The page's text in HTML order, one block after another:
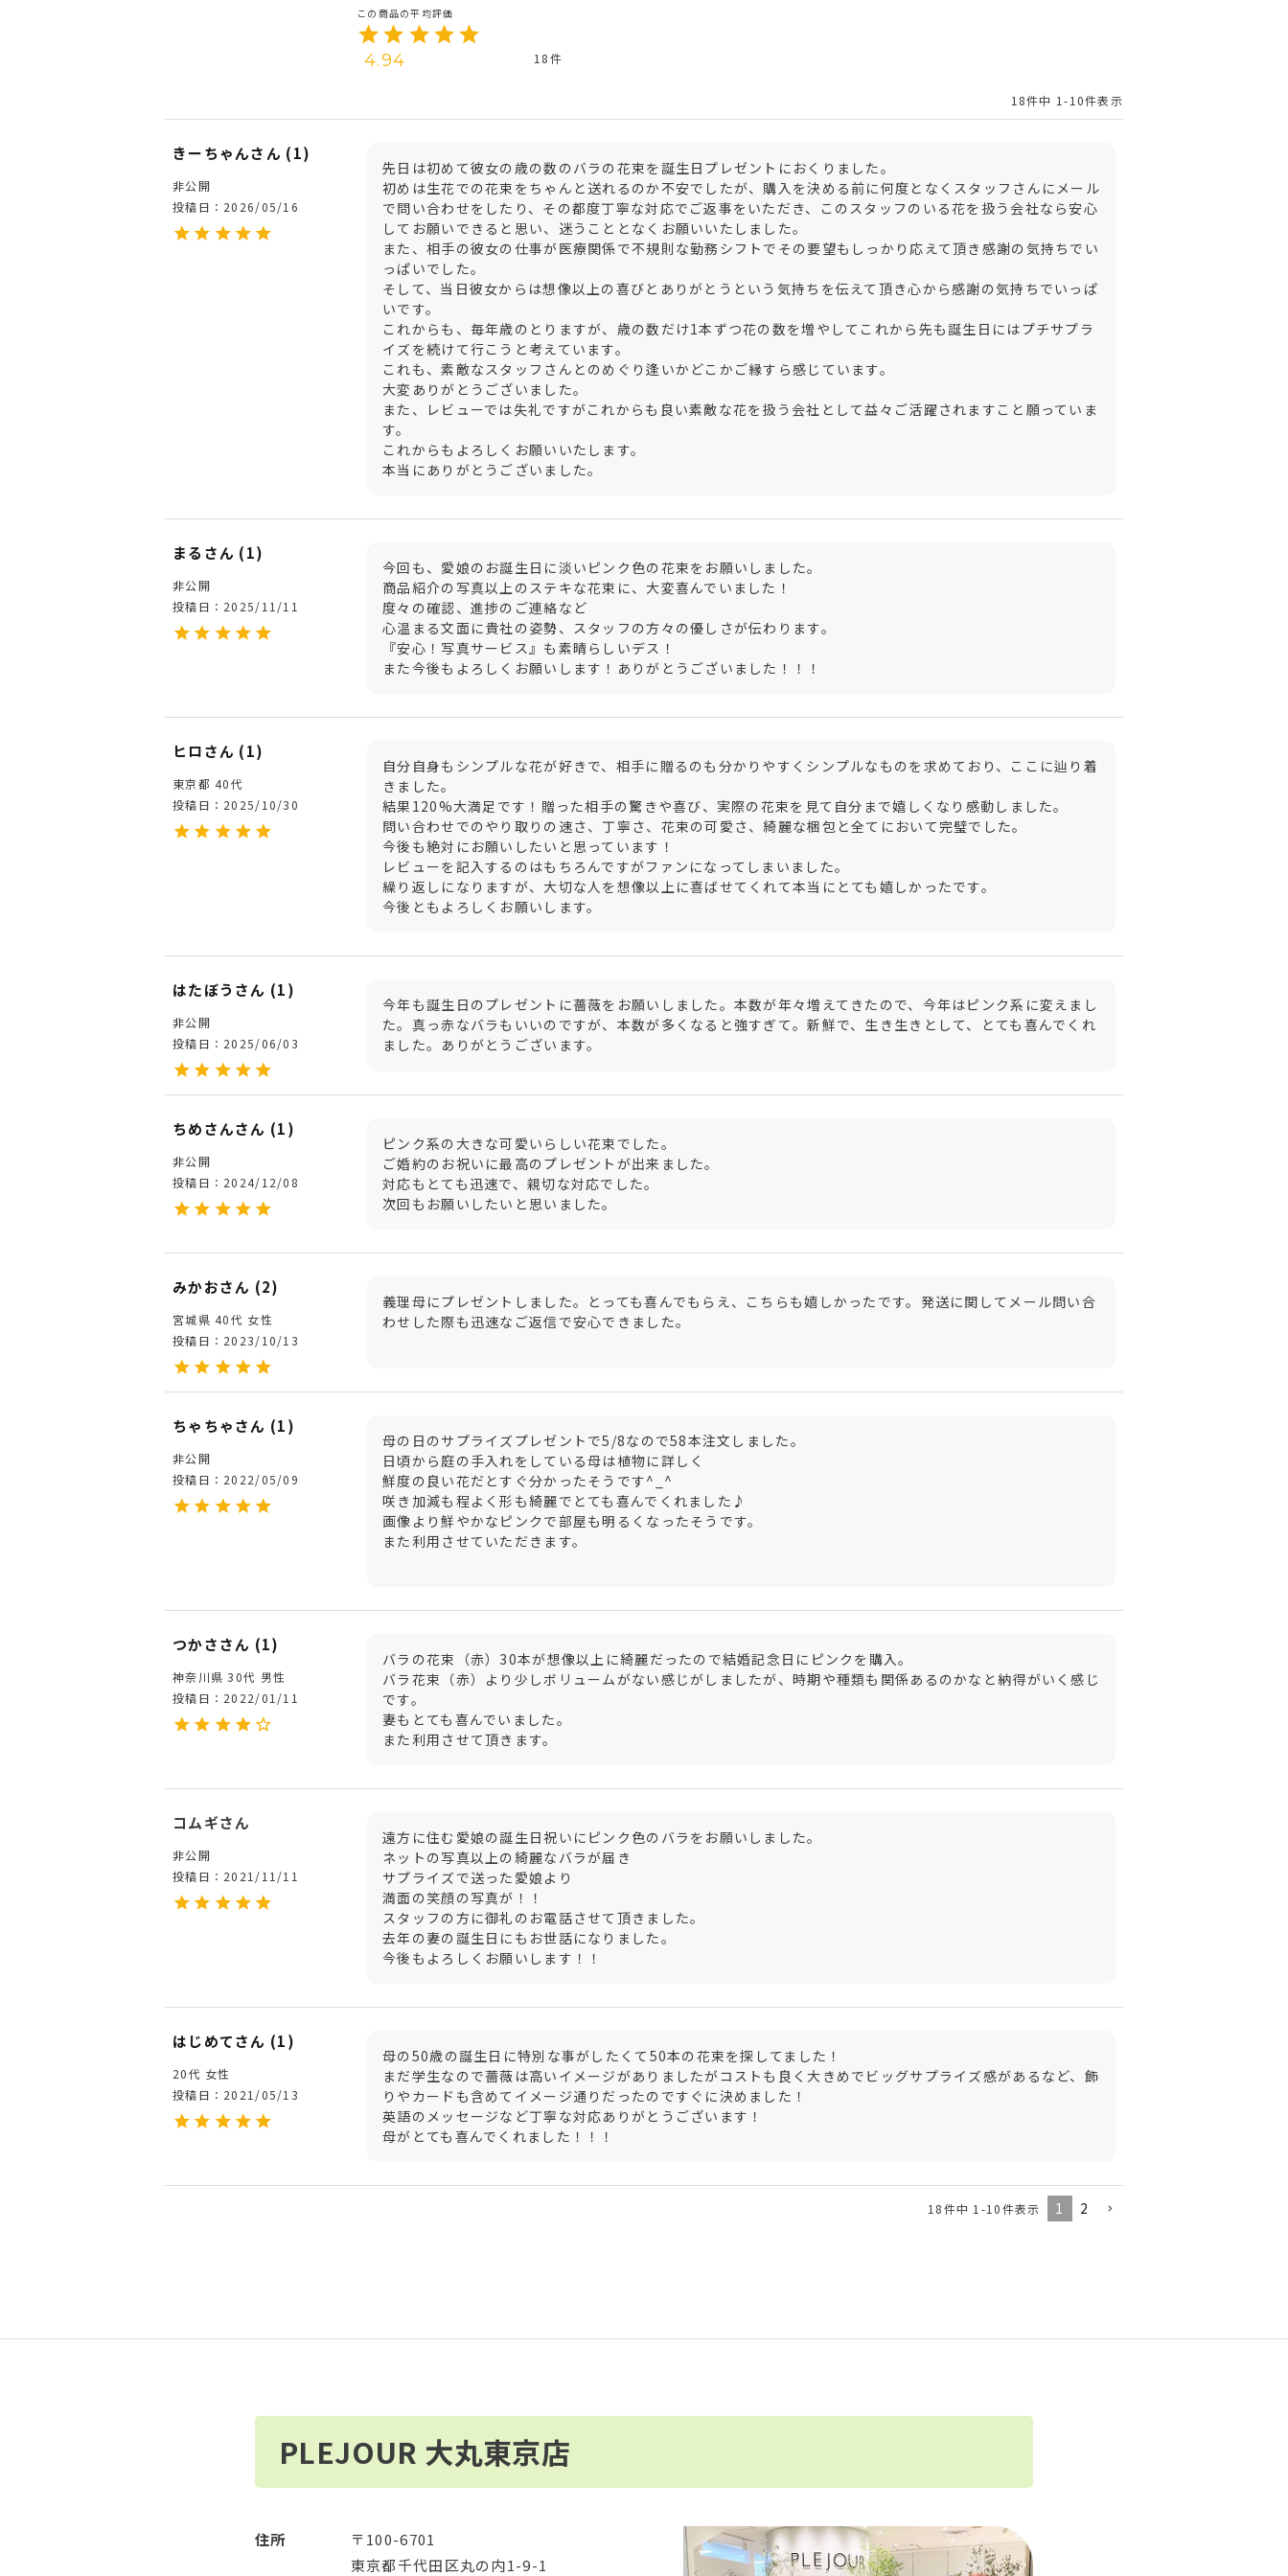
4.94 18
18件中 1-10件表示
きーちゃん 1
非公開
投稿日
2026/05/16
先日は初めて彼女の歳の数のバラの花束を誕生日プレゼントにおくりました。
初めは生花での花束をちゃんと送れるのか不安でしたが、購入を決める前に何度となくスタッフさんにメール
で問い合わせをしたり、その都度丁寧な対応でご返事をいただき、このスタッフのいる花を扱う会社なら安心
してお願いできると思い、迷うこととなくお願いいたしました。
また、相手の彼女の仕事が医療関係で不規則な勤務シフトでその要望もしっかり応えて頂き感謝の気持ちでい
っぱいでした。
そして、当日彼女からは想像以上の喜びとありがとうという気持ちを伝えて頂き心から感謝の気持ちでいっぱ
いです。
これからも、毎年歳のとりますが、歳の数だけ1本ずつ花の数を増やしてこれから先も誕生日にはプチサプラ
イズを続けて行こうと考えています。
これも、素敵なスタッフさんとのめぐり逢いかどこかご縁すら感じています。
大変ありがとうございました。
また、レビューでは失礼ですがこれからも良い素敵な花を扱う会社として益々ご活躍されますこと願っていま
す。
これからもよろしくお願いいたします。
本当にありがとうございました。
まる 1
非公開
投稿日
2025/11/11
今回も、愛娘のお誕生日に淡いピンク色の花束をお願いしました。
商品紹介の写真以上のステキな花束に、大変喜んでいました！
度々の確認、進捗のご連絡など
心温まる文面に貴社の姿勢、スタッフの方々の優しさが伝わります。
『安心！写真サービス』も素晴らしいデス！
また今後もよろしくお願いします！ありがとうございました！！！
ヒロ 1
東京都 40代
投稿日
2025/10/30
自分自身もシンプルな花が好きで、相手に贈るのも分かりやすくシンプルなものを求めており、ここに辿り着
きました。
結果120%大満足です！贈った相手の驚きや喜び、実際の花束を見て自分まで嬉しくなり感動しました。
問い合わせでのやり取りの速さ、丁寧さ、花束の可愛さ、綺麗な梱包と全てにおいて完璧でした。
今後も絶対にお願いしたいと思っています！
レビューを記入するのはもちろんですがファンになってしまいました。
繰り返しになりますが、大切な人を想像以上に喜ばせてくれて本当にとても嬉しかったです。
今後ともよろしくお願いします。
はたぼう 1
非公開
投稿日
2025/06/03
今年も誕生日のプレゼントに薔薇をお願いしました。本数が年々増えてきたので、今年はピンク系に変えまし
た。真っ赤なバラもいいのですが、本数が多くなると強すぎて。新鮮で、生き生きとして、とても喜んでくれ
ました。ありがとうございます。
ちめさん 1
非公開
投稿日
2024/12/08
ピンク系の大きな可愛いらしい花束でした。
ご婚約のお祝いに最高のプレゼントが出来ました。
対応もとても迅速で、親切な対応でした。
次回もお願いしたいと思いました。
みかお 2
宮城県 40代 女性
投稿日
2023/10/13
義理母にプレゼントしました。とっても喜んでもらえ、こちらも嬉しかったです。発送に関してメール問い合
わせした際も迅速なご返信で安心できました。
ちゃちゃ 1
非公開
投稿日
2022/05/09
母の日のサプライズプレゼントで5/8なので58本注文しました。
日頃から庭の手入れをしている母は植物に詳しく
鮮度の良い花だとすぐ分かったそうです^_^
咲き加減も程よく形も綺麗でとても喜んでくれました♪
画像より鮮やかなピンクで部屋も明るくなったそうです。
また利用させていただきます。
つかさ 1
神奈川県 30代 男性
投稿日
2022/01/11
バラの花束（赤）30本が想像以上に綺麗だったので結婚記念日にピンクを購入。
バラ花束（赤）より少しボリュームがない感じがしましたが、時期や種類も関係あるのかなと納得がいく感じ
です。
妻もとても喜んでいました。
また利用させて頂きます。
コムギ
非公開
投稿日
2021/11/11
遠方に住む愛娘の誕生日祝いにピンク色のバラをお願いしました。
ネットの写真以上の綺麗なバラが届き
サプライズで送った愛娘より
満面の笑顔の写真が！！
スタッフの方に御礼のお電話させて頂きました。
去年の妻の誕生日にもお世話になりました。
今後もよろしくお願いします！！
はじめて 1
20代 女性
投稿日
2021/05/13
母の50歳の誕生日に特別な事がしたくて50本の花束を探してました！
まだ学生なので薔薇は高いイメージがありましたがコストも良く大きめでビッグサプライズ感があるなど、飾
りやカードも含めてイメージ通りだったのですぐに決めました！
英語のメッセージなど丁寧な対応ありがとうございます！
母がとても喜んでくれました！！！
18件中 1 -10件表示 1 2
PLEJOUR 大丸東京店
住所
〒100-6701
東京都千代田区丸の内1-9-1